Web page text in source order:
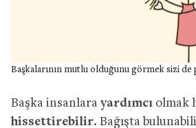
Başkalarının mutlu olduğunu görmek sizi de
Başka insanlara yardımcı olmak
hissettirebilir. Bağışta